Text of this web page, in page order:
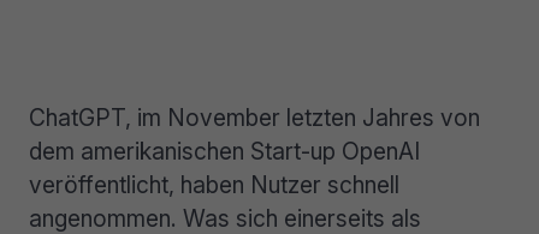
ChatGPT, im November letzten Jahres von
dem amerikanischen Start-up OpenAI
veröffentlicht, haben Nutzer schnell
angenommen. Was sich einerseits als